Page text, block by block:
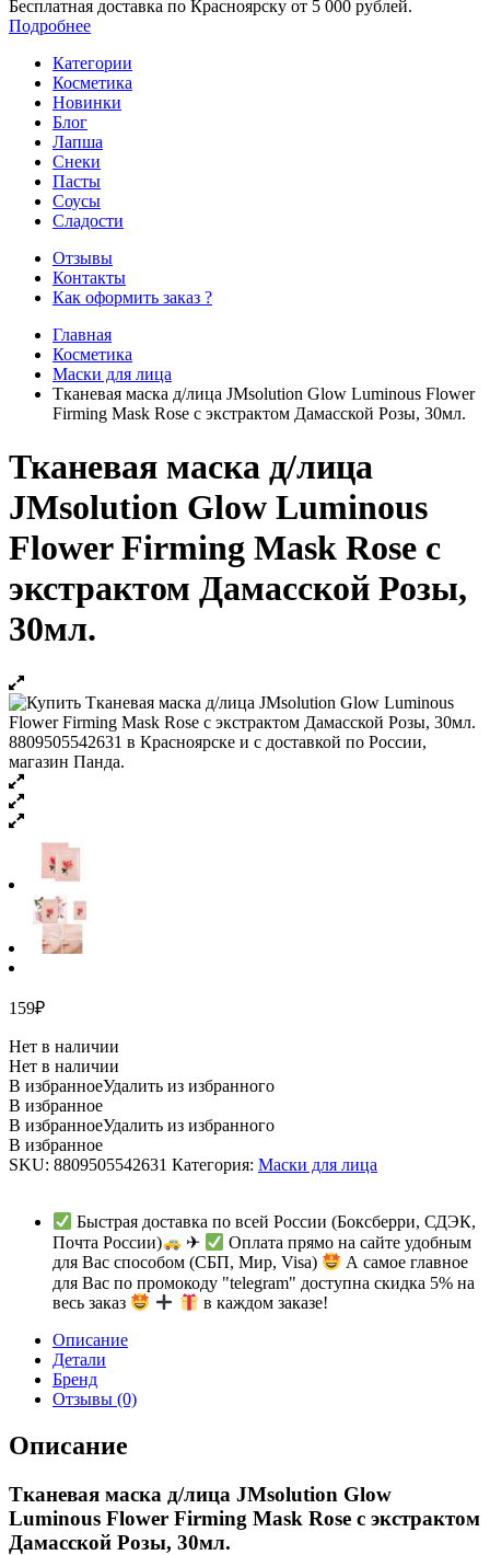
Бесплатная доставка по Красноярску от 5 000 рублей.
Подробнее
Категории
Косметика
Новинки
Блог
Лапша
Снеки
Пасты
Соусы
Сладости
Отзывы
Контакты
Как оформить заказ ?
Главная
Косметика
Маски для лица
Тканевая маска д/лица JMsolution Glow Luminous Flower
Firming Mask Rose с экстрактом Дамасской Розы, 30мл.
Тканевая маска д/лица
JMsolution Glow Luminous
Flower Firming Mask Rose с
экстрактом Дамасской Розы,
30мл.
159₽
Нет в наличии
Нет в наличии
В избранноеУдалить из избранного
В избранное
В избранноеУдалить из избранного
В избранное
SKU: 8809505542631 Категория: Маски для лица
Быстрая доставка по всей России (Боксберри, СДЭК,
Почта России)
✈
Оплата прямо на сайте удобным
для Вас способом (СБП, Мир, Visa)
А самое главное
для Вас по промокоду "telegram" доступна скидка 5% на
весь заказ
в каждом заказе!
Описание
Детали
Бренд
Отзывы (0)
Описание
Тканевая маска д/лица JMsolution Glow
Luminous Flower Firming Mask Rose с экстрактом
Дамасской Розы, 30мл.